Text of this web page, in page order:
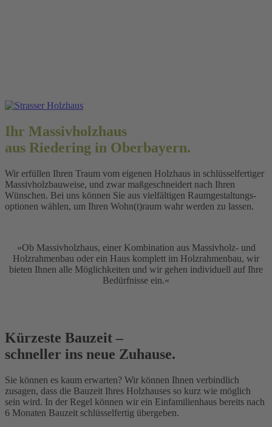
Ihr Massivholzhaus
aus Riedering in Oberbayern.
Wir erfüllen Ihren Traum vom eigenen Holzhaus in schlüssel­fertiger
Massiv­holz­bau­weise, und zwar maßge­schneidert nach Ihren
Wünschen. Bei uns können Sie aus vielfältigen Raumgestaltungs­
optionen wählen, um Ihren Wohn(t)raum wahr werden zu lassen.
»Ob Massiv­holzhaus, einer Kombination aus Massiv­holz- und
Holz­rahmenbau oder ein Haus komplett im Holzrahmenbau, wir
bieten Ihnen alle Möglich­keiten und wir gehen individuell auf Ihre
Bedürfnisse ein.«
Kürzeste Bauzeit –
schneller ins neue Zuhause.
Sie können es kaum erwarten? Wir können Ihnen verbindlich
zusagen, dass die Bauzeit Ihres Holz­hauses so kurz wie möglich
sein wird. In der Regel können wir ein Ein­familien­haus bereits nach
6 Monaten Bauzeit schlüssel­fertig übergeben.